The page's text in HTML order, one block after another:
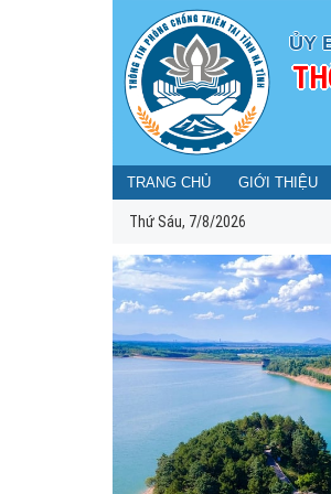
ỦY
TRANG CHỦ GIỚI THIỆU
Thứ Sáu, 7/8/2026